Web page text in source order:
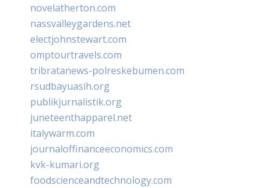
novelatherton.com
nassvalleygardens.net
electjohnstewart.com
omptourtravels.com
tribratanews-polreskebumen.com
rsudbayuasih.org
publikjurnalistik.org
juneteenthapparel.net
italywarm.com
journaloffinanceeconomics.com
kvk-kumari.org
foodscienceandtechnology.com